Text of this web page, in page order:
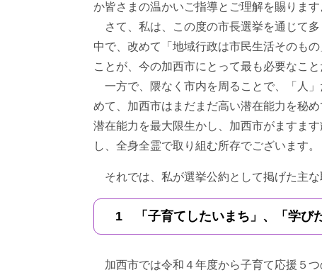
か皆さまの温かいご指導とご理解を賜ります
さて、私は、この度の市長選挙を通じて
中で、改めて「地域行政は市民生活そのも
ことが、今の加西市にとって最も必要なこと
一方で、隈なく市内を周ることで、「人
めて、加西市はまだまだ高い潜在能力を秘
潜在能力を最大限生かし、加西市がますま
し、全身全霊で取り組む所存でございます。
それでは、私が選挙公約として掲げた主な
1 「子育てしたいまち」、「学び
加西市では令和４年度から子育て応援５